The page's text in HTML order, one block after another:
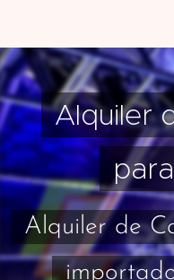
Alquiler
Alquiler de